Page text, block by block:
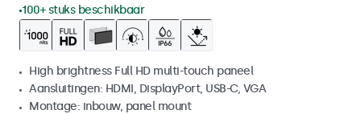
100+ stuks beschikbaar
High brightness Full HD multi-touch paneel
Aansluitingen: HDMI, DisplayPort, USB-C, VGA
Montage: inbouw, panel mount